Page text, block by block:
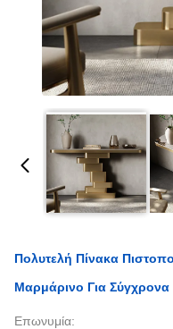
Πολυτελή Πίνακα
Μαρμάρινο Για Σύγχρονα
Επωνυμία: